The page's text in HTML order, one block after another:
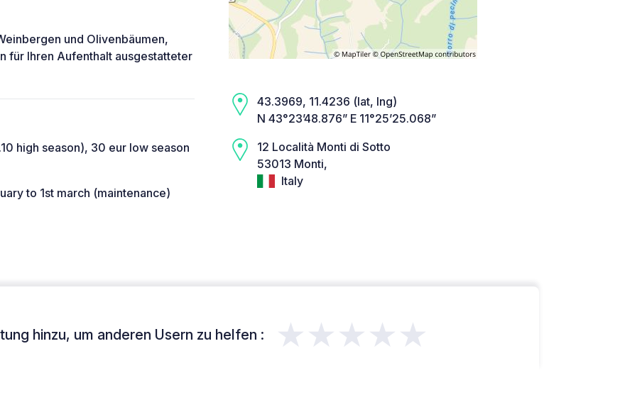
und Olivenbäumen,
für Ihren Aufenthalt ausgestatteter
high season), 30 eur low season
to 1st march (maintenance)
43.3969, 11.4236 (lat, lng)
N 43°23’48.876” E 11°25’25.068”
12 Località Monti di Sotto
53013 Monti,
Italy
hinzu, um anderen Usern zu helfen : ★★★★★